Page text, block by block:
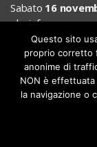
Sabato 16
planisfero
Questo sito
proprio corretto
anonime di
NON è
la navigazione o